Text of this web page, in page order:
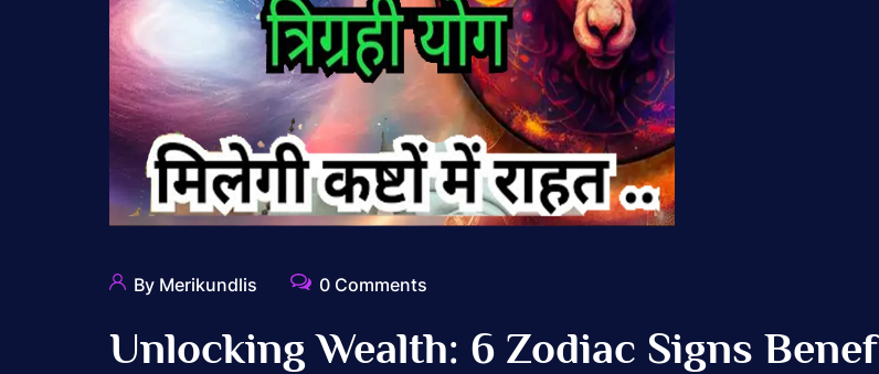
By Merikundlis 0 Comments
Unlocking Wealth: 6 Zodiac Signs